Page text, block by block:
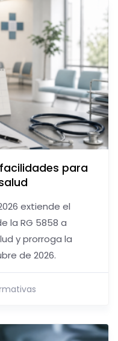
para
extiende el
la RG 5858 a
y prorroga la
de 2026.